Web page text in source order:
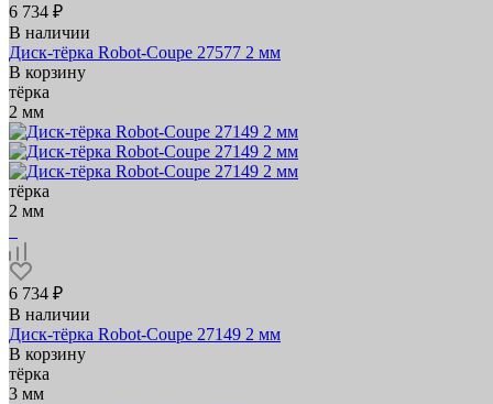
6 734 ₽
В наличии
Диск-тёрка Robot-Coupe 27577 2 мм
В корзину
тёрка
2 мм
тёрка
2 мм
6 734 ₽
В наличии
Диск-тёрка Robot-Coupe 27149 2 мм
В корзину
тёрка
3 мм